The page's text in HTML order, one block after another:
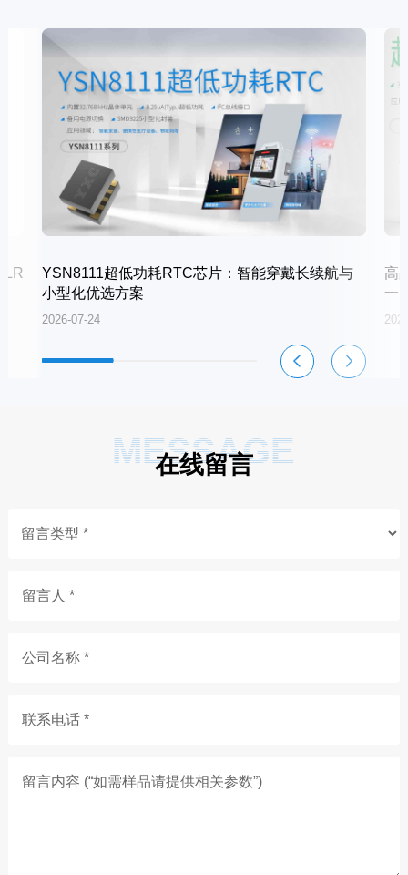
YSN8111超低功耗RTC芯片：智能穿戴长续航与
小型化优选方案
2026-07-24
高
一
MESSAGE
在线留言
留言人 *
公司名称 *
联系电话 *
留言内容 (“如需样品请提供相关参数”)